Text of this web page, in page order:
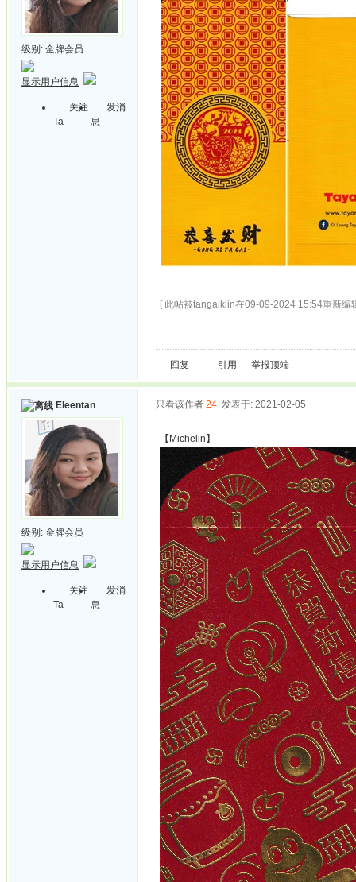
级别: 金牌会员
显示用户信息
关注
Ta
发消
息
[ 此帖被tangaiklin在09-09-2024 15:54重新编
回复 引用 举报顶端
Eleentan
级别: 金牌会员
显示用户信息
关注
Ta
发消
息
只看该作者 24 发表于: 2021-02-05
【Michelin】